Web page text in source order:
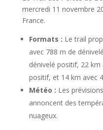
mercredi 11 novembre
France.
Formats : Le trail
avec 788 m de
dénivelé positif, 22
positif, et 14 km avec
Météo : Les
annoncent des
nuageux.